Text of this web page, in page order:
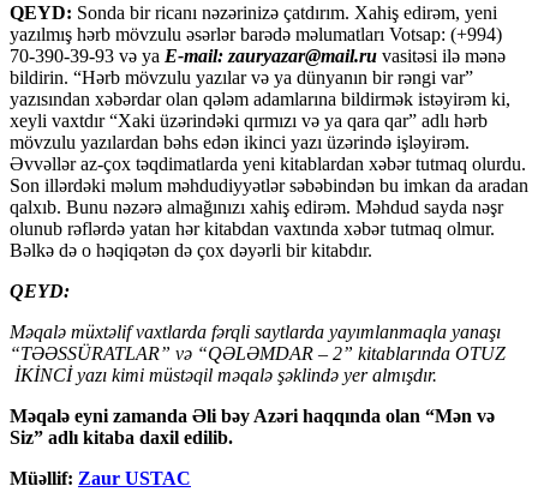
QEYD: Sonda bir ricanı nəzərinizə çatdırım. Xahiş edirəm, yeni
yazılmış hərb mövzulu əsərlər barədə məlumatları Votsap: (+994)
70-390-39-93 və ya E-mail: zauryazar@mail.ru vasitəsi ilə mənə
bildirin. “Hərb mövzulu yazılar və ya dünyanın bir rəngi var”
yazısından xəbərdar olan qələm adamlarına bildirmək istəyirəm ki,
xeyli vaxtdır “Xaki üzərindəki qırmızı və ya qara qar” adlı hərb
mövzulu yazılardan bəhs edən ikinci yazı üzərində işləyirəm.
Əvvəllər az-çox təqdimatlarda yeni kitablardan xəbər tutmaq olurdu.
Son illərdəki məlum məhdudiyyətlər səbəbindən bu imkan da aradan
qalxıb. Bunu nəzərə almağınızı xahiş edirəm. Məhdud sayda nəşr
olunub rəflərdə yatan hər kitabdan vaxtında xəbər tutmaq olmur.
Bəlkə də o həqiqətən də çox dəyərli bir kitabdır.
QEYD:
Məqalə müxtəlif vaxtlarda fərqli saytlarda yayımlanmaqla yanaşı
“TƏƏSSÜRATLAR” və “QƏLƏMDAR – 2” kitablarında OTUZ
İKİNCİ yazı kimi müstəqil məqalə şəklində yer almışdır.
Məqalə eyni zamanda Əli bəy Azəri haqqında olan “Mən və
Siz” adlı kitaba daxil edilib.
Müəllif: Zaur USTAC